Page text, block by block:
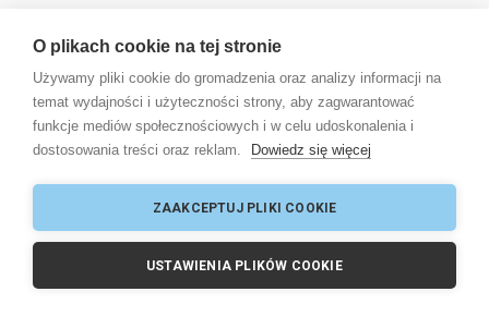
O plikach cookie na tej stronie
Używamy pliki cookie do gromadzenia oraz analizy informacji na
temat wydajności i użyteczności strony, aby zagwarantować
funkcje mediów społecznościowych i w celu udoskonalenia i
dostosowania treści oraz reklam.
Dowiedz się więcej
ZAAKCEPTUJ PLIKI COOKIE
USTAWIENIA PLIKÓW COOKIE